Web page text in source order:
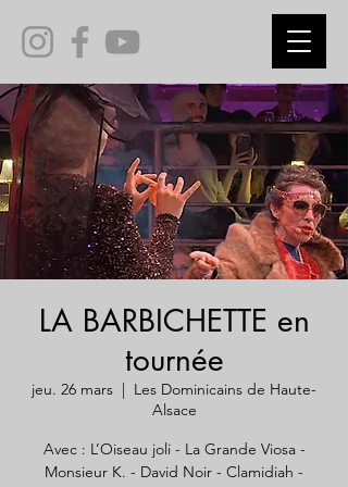
LA BARBICHETTE en
tournée
jeu. 26 mars
  |
Les Dominicains de Haute-
Alsace
Avec : L’Oiseau joli - La Grande Viosa -
Monsieur K. - David Noir - Clamidiah -